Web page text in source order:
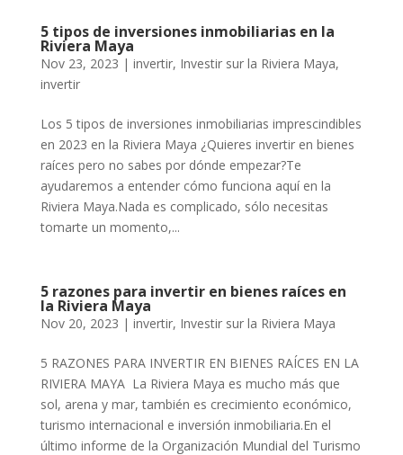
5 tipos de inversiones inmobiliarias en la
Riviera Maya
Nov 23, 2023 | invertir, Investir sur la Riviera Maya,
invertir
Los 5 tipos de inversiones inmobiliarias imprescindibles
en 2023 en la Riviera Maya ¿Quieres invertir en bienes
raíces pero no sabes por dónde empezar?Te
ayudaremos a entender cómo funciona aquí en la
Riviera Maya.Nada es complicado, sólo necesitas
tomarte un momento,...
5 razones para invertir en bienes raíces en
la Riviera Maya
Nov 20, 2023 | invertir, Investir sur la Riviera Maya
5 RAZONES PARA INVERTIR EN BIENES RAÍCES EN LA
RIVIERA MAYA La Riviera Maya es mucho más que
sol, arena y mar, también es crecimiento económico,
turismo internacional e inversión inmobiliaria.En el
último informe de la Organización Mundial del Turismo